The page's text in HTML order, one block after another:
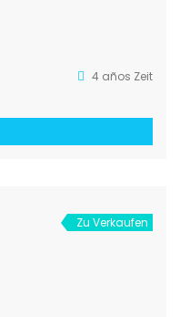
4 años Zeit
Zu Verkaufen